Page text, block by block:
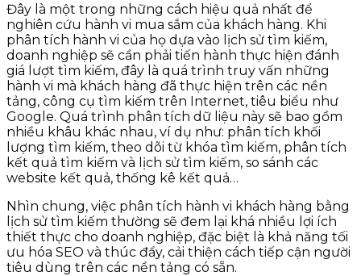
Đây là một trong những cách hiệu quả nhất để
nghiên cứu hành vi mua sắm của khách hàng. Khi
phân tích hành vi của họ dựa vào lịch sử tìm kiếm,
doanh nghiệp sẽ cần phải tiến hành thực hiện đánh
giá lượt tìm kiếm, đây là quá trình truy vấn những
hành vi mà khách hàng đã thực hiện trên các nền
tảng, công cụ tìm kiếm trên Internet, tiêu biểu như
Google. Quá trình phân tích dữ liệu này sẽ bao gồm
nhiều khâu khác nhau, ví dụ như: phân tích khối
lượng tìm kiếm, theo dõi từ khóa tìm kiếm, phân tích
kết quả tìm kiếm và lịch sử tìm kiếm, so sánh các
website kết quả, thống kê kết quả…
Nhìn chung, việc phân tích hành vi khách hàng bằng
lịch sử tìm kiếm thường sẽ đem lại khá nhiều lợi ích
thiết thực cho doanh nghiệp, đặc biệt là khả năng tối
ưu hóa SEO và thúc đẩy, cải thiện cách tiếp cận người
tiêu dùng trên các nền tảng có sẵn.